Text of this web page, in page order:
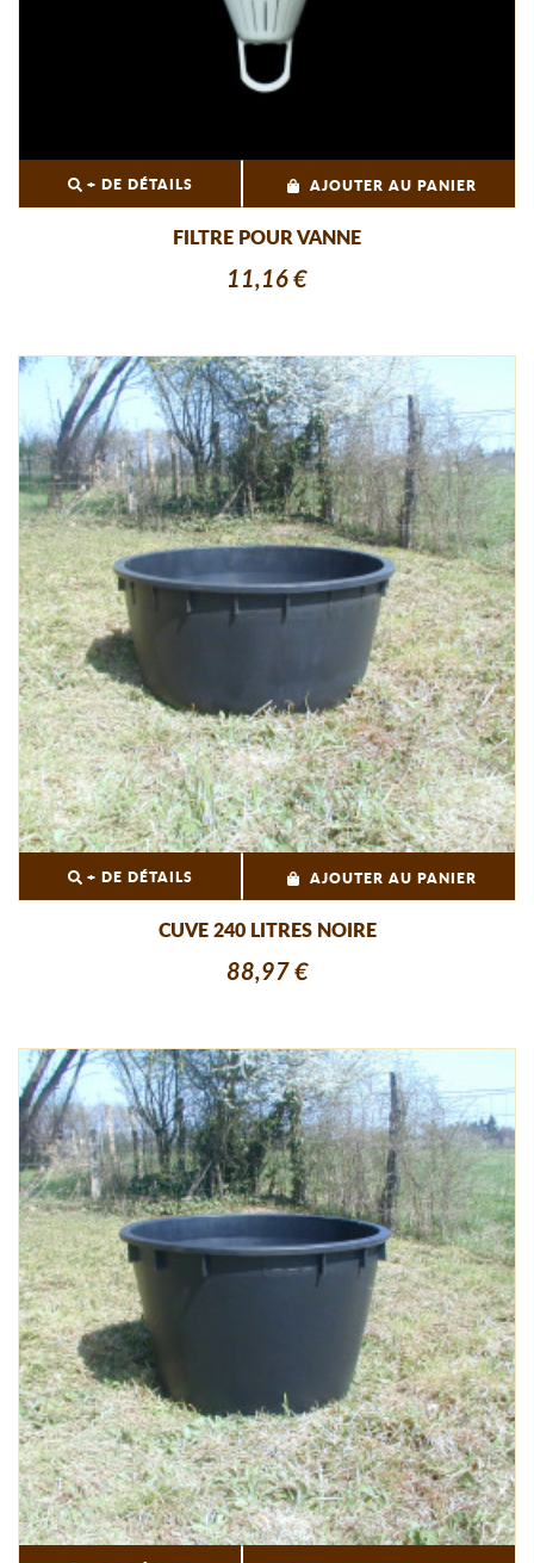
+ DE DÉTAILS AJOUTER AU PANIER
FILTRE POUR VANNE
11,16 €
+ DE DÉTAILS AJOUTER AU PANIER
CUVE 240 LITRES NOIRE
88,97 €